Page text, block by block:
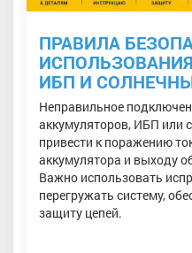
ПРАВИЛА
ИБП И
Неправильное
аккумуляторов, ИБП или
привести к поражению
аккумулятора и выходу
Важно использовать
перегружать систему,
защиту цепей.